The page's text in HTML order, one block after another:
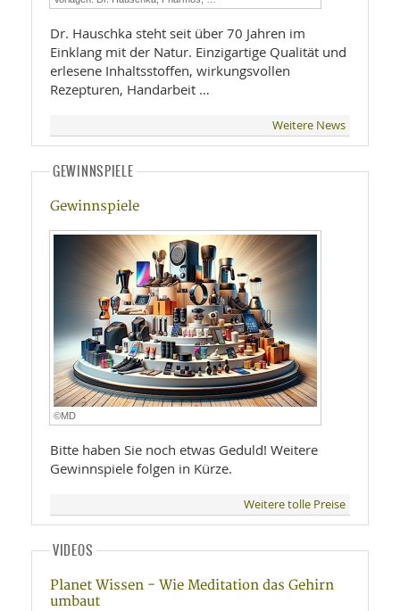
Dr. Hauschka steht seit über 70 Jahren im
Einklang mit der Natur. Einzigartige Qualität und
erlesene Inhaltsstoffen, wirkungsvollen
Rezepturen, Handarbeit …
Weitere News
GEWINNSPIELE
Gewinnspiele
©MD
Bitte haben Sie noch etwas Geduld! Weitere
Gewinnspiele folgen in Kürze.
Weitere tolle Preise
VIDEOS
Planet Wissen - Wie Meditation das Gehirn
umbaut